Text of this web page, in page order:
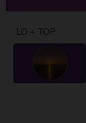
LO + TOP